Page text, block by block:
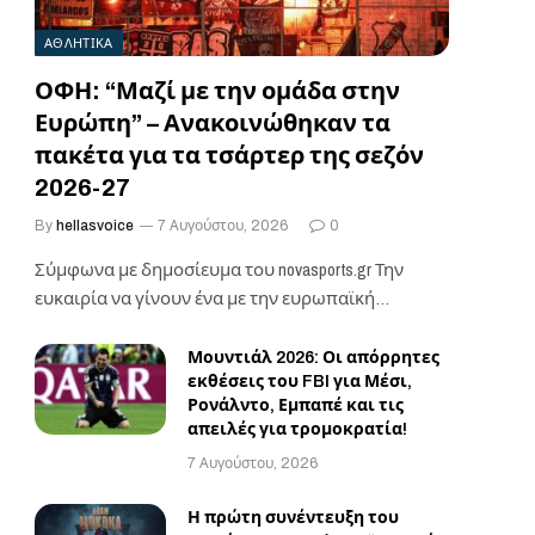
ΑΘΛΗΤΙΚΑ
ΟΦΗ: “Μαζί με την ομάδα στην
Ευρώπη” – Ανακοινώθηκαν τα
πακέτα για τα τσάρτερ της σεζόν
2026-27
By hellasvoice 7 Αυγούστου, 2026 0
Σύμφωνα με δημοσίευμα του novasports.gr Την
ευκαιρία να γίνουν ένα με την ευρωπαϊκή
Μουντιάλ 2026: Οι απόρρητες
εκθέσεις του FBI για Μέσι,
Ρονάλντο, Εμπαπέ και τις
απειλές για τρομοκρατία!
7 Αυγούστου, 2026
Η πρώτη συνέντευξη του